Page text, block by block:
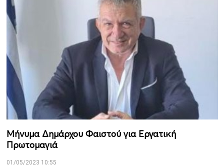
Μήνυμα Δημάρχου Φαιστού για Εργατική
Πρωτομαγιά
01/05/2023 10:55